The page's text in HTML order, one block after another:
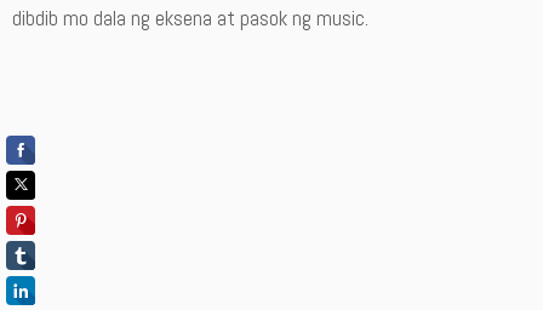
dibdib mo dala ng eksena at pasok ng music.